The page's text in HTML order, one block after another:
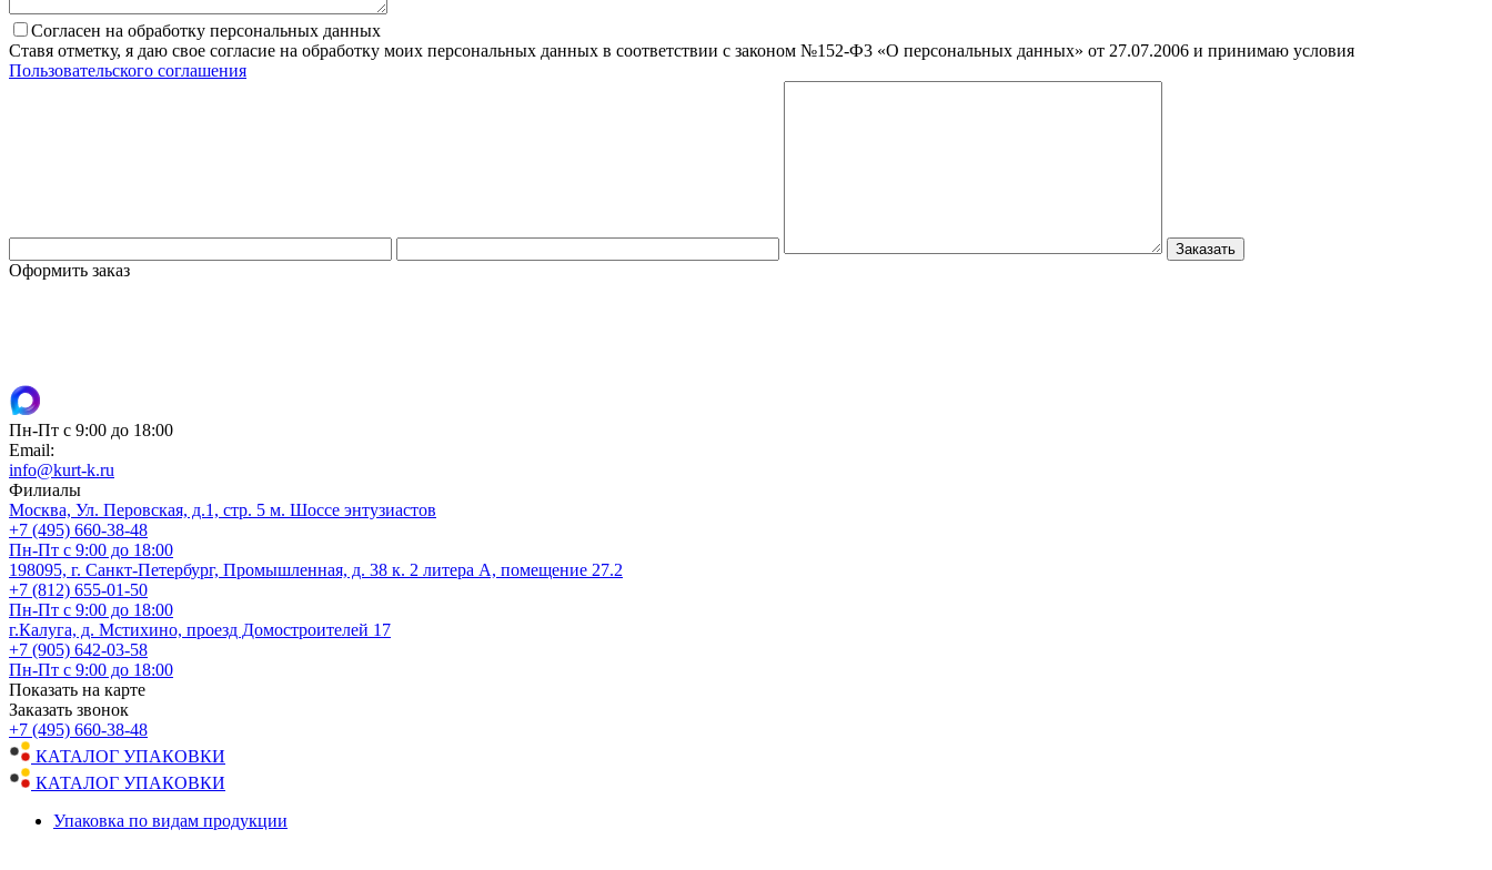
Согласен на обработку персональных данных
Ставя отметку, я даю свое согласие на обработку моих персональных данных в соответствии с законом №152-Ф3 «О персональных данных» от 27.07.2006 и принимаю условия
Пользовательского соглашения
Оформить заказ
Пн-Пт с 9:00 до 18:00
Email:
info@kurt-k.ru
Филиалы
Москва, Ул. Перовская, д.1, стр. 5 м. Шоссе энтузиастов
+7 (495) 660-38-48
Пн-Пт с 9:00 до 18:00
198095, г. Санкт-Петербург, Промышленная, д. 38 к. 2 литера А, помещение 27.2
+7 (812) 655-01-50
Пн-Пт с 9:00 до 18:00
г.Калуга, д. Мстихино, проезд Домостроителей 17
+7 (905) 642-03-58
Пн-Пт с 9:00 до 18:00
Показать на карте
Заказать звонок
+7 (495) 660-38-48
КАТАЛОГ УПАКОВКИ
КАТАЛОГ УПАКОВКИ
Упаковка по видам продукции